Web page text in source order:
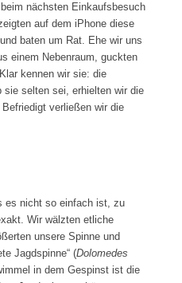
nächsten Einkaufsbesuch
auf dem iPhone diese
baten um Rat. Ehe wir uns
einem Nebenraum, guckten
kennen wir sie: die
sie selten sei, erhielten wir die
verließen wir die
es nicht so einfach ist, zu
Wir wälzten etliche
unsere Spinne und
Jagdspinne“ (Dolomedes
in dem Gespinst ist die